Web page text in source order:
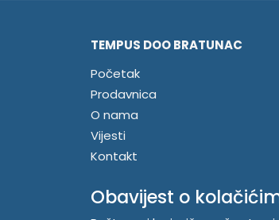
TEMPUS DOO BRATUNAC
Početak
Prodavnica
O nama
Vijesti
Kontakt
Prijavite se
Obavijest o